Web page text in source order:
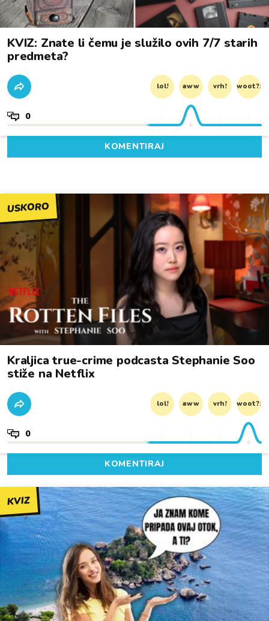
KVIZ: Znate li čemu je služilo ovih 7/7 starih
predmeta?
lol! aww vrh! woot?!
0
KOMENTIRAJ
USKORO
Kraljica true-crime podcasta Stephanie Soo
stiže na Netflix
lol! aww vrh! woot?!
0
KOMENTIRAJ
KVIZ